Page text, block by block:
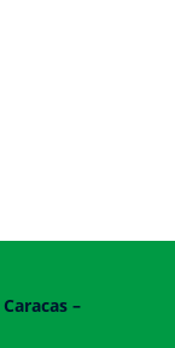
Caracas –